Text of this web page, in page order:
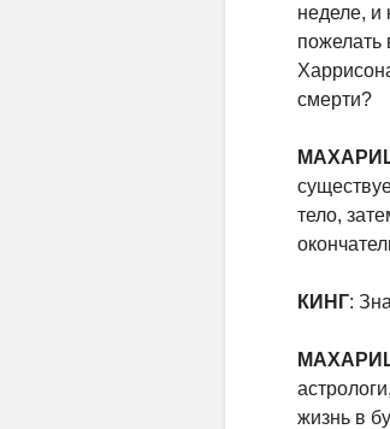
неделе, и
смерти?
тело,
КИНГ:
жизнь в